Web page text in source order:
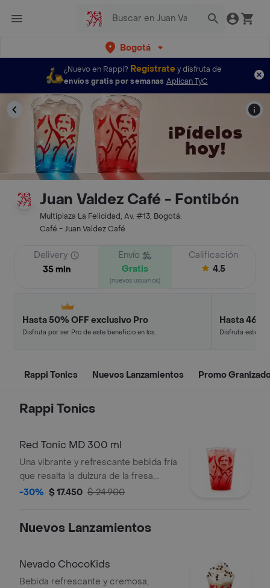
Bogotá
¿Nuevo en Rappi? Regístratey disfruta de
envíos gratis por semanas Aplican TyC
Juan Valdez Café - Fontibón
Multiplaza La Felicidad, Av. #13, Bogotá.
Café - Juan Valdez Café
Delivery
35 min
Envío
Gratis
(nuevos usuarios)
Calificación
4.5
Hasta 50% OFF exclusivo Pro
Disfruta por ser Pro de este beneficio en los
Hasta 46%
Disfruta este
Rappi Tonics Nuevos Lanzamientos Promo
Rappi Tonics
Red Tonic MD 300 ml
Una vibrante y refrescante bebida fría
que resalta la dulzura de la fresa,
equilibrada con el toque cítrico de
-30% $ 17.450 $ 24.900
Nuevos Lanzamientos
Nevado ChocoKids
Bebida refrescante y cremosa,